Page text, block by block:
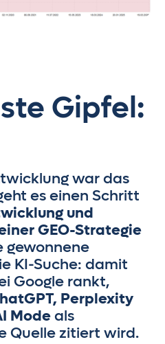
Gipfel:
war das
es einen Schritt
und
GEO-Strategie
gewonnene
KI-Suche: damit
Google rankt,
Perplexity
Modeals
Quelle zitiert wird.